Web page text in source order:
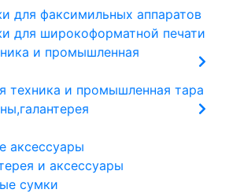
для факсимильных аппаратов
для широкоформатной печати
и промышленная
техника и промышленная тара
аксессуары
и аксессуары
сумки